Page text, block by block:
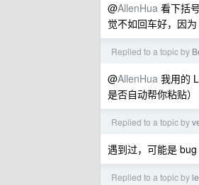
@AllenHua 看下括
觉不如回车好，因
Replied to a topic by
@AllenHua 我用的
是否自动帮你粘贴）
Replied to a topic by
遇到过，可能是
Replied to a topic by